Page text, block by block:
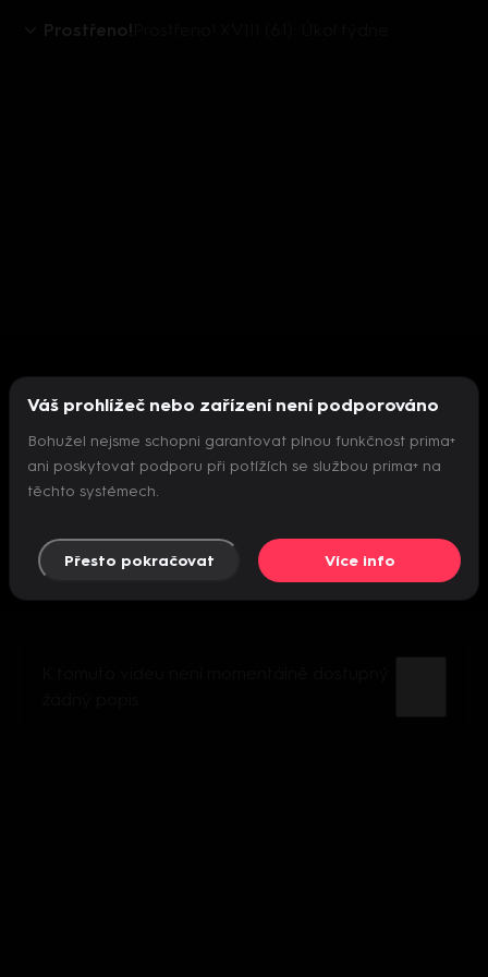
Prostřeno!
Nepodařilo se inicializovat přehrávač
Váš prohlížeč nebo zařízení není podporováno
Bohužel nejsme schopni garantovat plnou funkčnost prima+
ani poskytovat podporu při potížích se službou prima+ na
těchto systémech.
Přesto pokračovat Více info